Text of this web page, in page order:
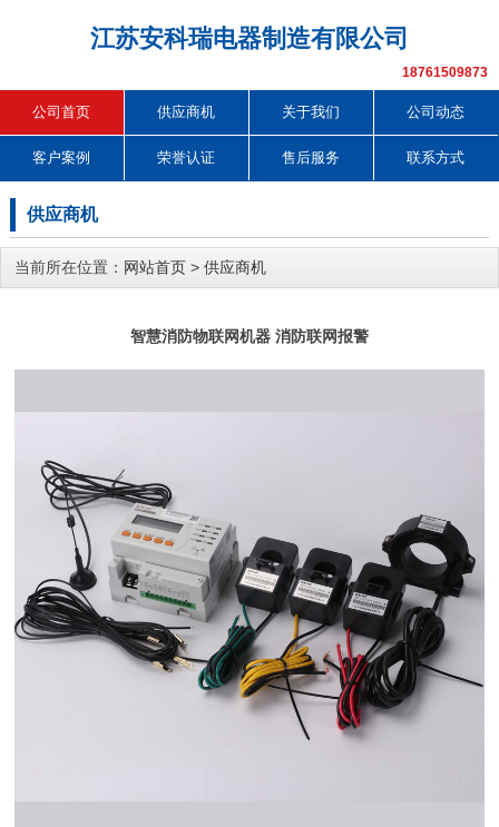
江苏安科瑞电器制造有限公司
18761509873
公司首页 供应商机 关于我们 公司动态
客户案例 荣誉认证 售后服务 联系方式
供应商机
当前所在位置： 网站首页 > 供应商机
智慧消防物联网机器 消防联网报警